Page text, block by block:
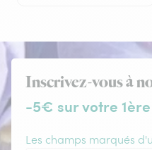
Inscrivez-vous à
-5€ sur votre
Les champs marqués